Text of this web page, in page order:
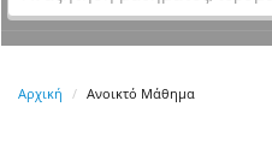
Αρχική Ανοικτό Μάθημα